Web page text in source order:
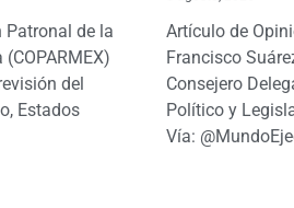
Patronal de la
del
Estados
Artículo de
Francisco
Consejero
Político y
Vía: